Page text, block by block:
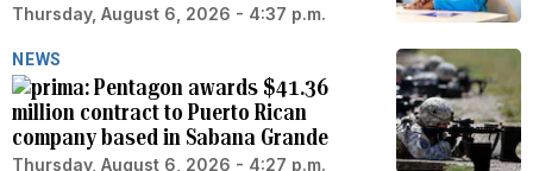
Thursday, August 6, 2026 - 4:37 p.m.
NEWS
Pentagon awards $41.36
million contract to Puerto Rican
company based in Sabana Grande
Thursday, August 6, 2026 - 4:27 p.m.